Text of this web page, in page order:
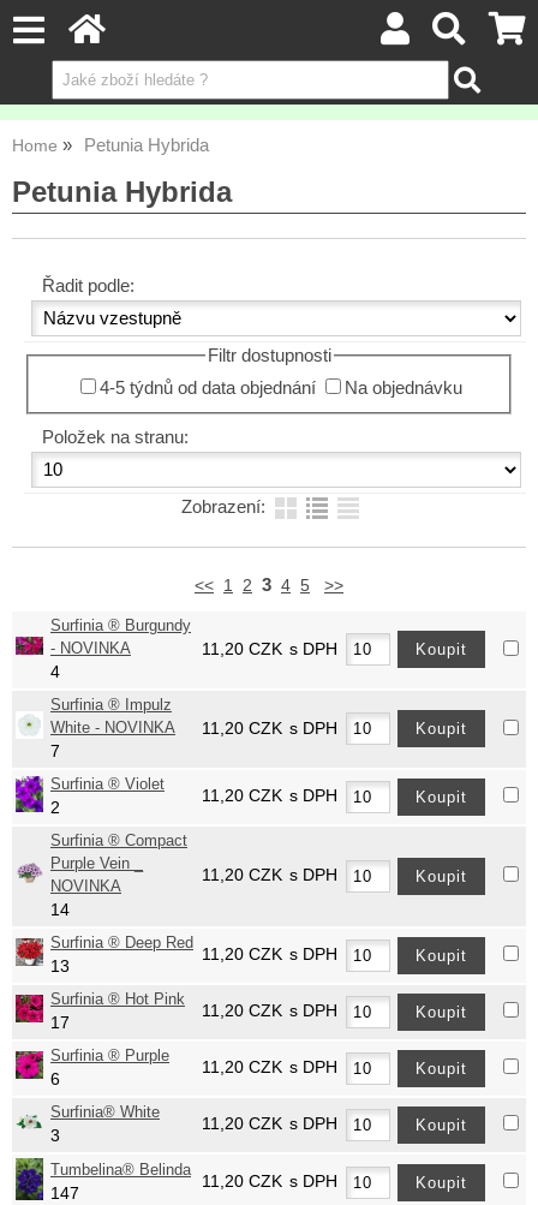
Home Petunia Hybrida
Petunia Hybrida
Řadit podle:
Filtr dostupnosti
4-5 týdnů od data objednání
Na objednávku
Položek na stranu:
Zobrazení:
<< 1 2 3 4 5 >>
Surfinia ® Burgundy
- NOVINKA
4
11,20 CZK s DPH
Surfinia ® Impulz
White - NOVINKA
7
11,20 CZK s DPH
Surfinia ® Violet
2
11,20 CZK s DPH
Surfinia ® Compact
Purple Vein _
NOVINKA
14
11,20 CZK s DPH
Surfinia ® Deep Red
13
11,20 CZK s DPH
Surfinia ® Hot Pink
17
11,20 CZK s DPH
Surfinia ® Purple
6
11,20 CZK s DPH
Surfinia® White
3
11,20 CZK s DPH
Tumbelina® Belinda
147
11,20 CZK s DPH